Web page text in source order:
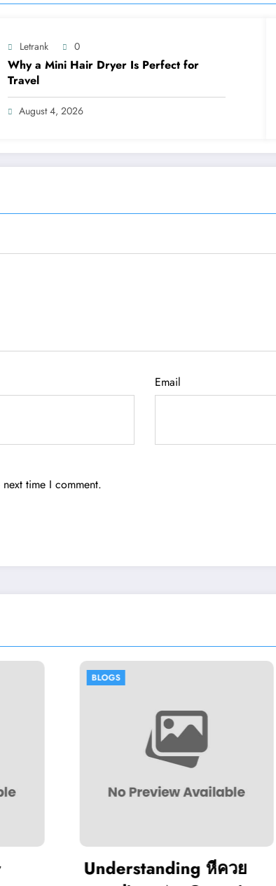
Letrank 0
Why a Mini Hair Dryer Is Perfect for
Travel
August 4, 2026
Email
time I comment.
หีควย
Slimking